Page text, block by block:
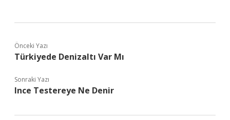
Önceki Yazı
Türkiyede Denizaltı Var Mı
Sonraki Yazı
Ince Testereye Ne Denir